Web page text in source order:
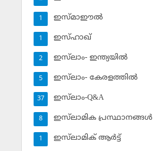
ഇസ്മാഈല്‍
1
ഇസ്ഹാഖ്‌
1
ഇസ്‌ലാം- ഇന്ത്യയില്‍
2
ഇസ്‌ലാം- കേരളത്തില്‍
5
ഇസ്‌ലാം-Q&A
37
ഇസ്‌ലാമിക പ്രസ്ഥാനങ്ങള്‍
8
ഇസ്‌ലാമിക് ആര്‍ട്ട്
1